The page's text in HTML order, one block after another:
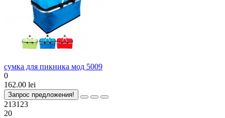
сумка для пикника мод 5009
0
162.00 lei
Запрос предложения!
213123
20